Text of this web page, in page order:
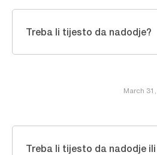
March
Treba li tijesto da nadodje?
Treba li tijesto da nadodje